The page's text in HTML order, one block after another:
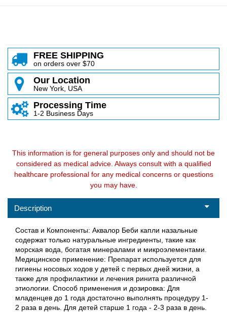
FREE SHIPPING
on orders over $70
Our Location
New York, USA
Processing Time
1-2 Business Days
This information is for general purposes only and should not be
considered as medical advice. Always consult with a qualified
healthcare professional for any medical concerns or questions
you may have.
Description
Состав и Компоненты: Аквалор Беби капли назальные
содержат только натуральные ингредиенты, такие как
морская вода, богатая минералами и микроэлементами.
Медицинское применение: Препарат используется для
гигиены носовых ходов у детей с первых дней жизни, а
также для профилактики и лечения ринита различной
этиологии. Способ применения и дозировка: Для
младенцев до 1 года достаточно выполнять процедуру 1-
2 раза в день. Для детей старше 1 года - 2-3 раза в день.